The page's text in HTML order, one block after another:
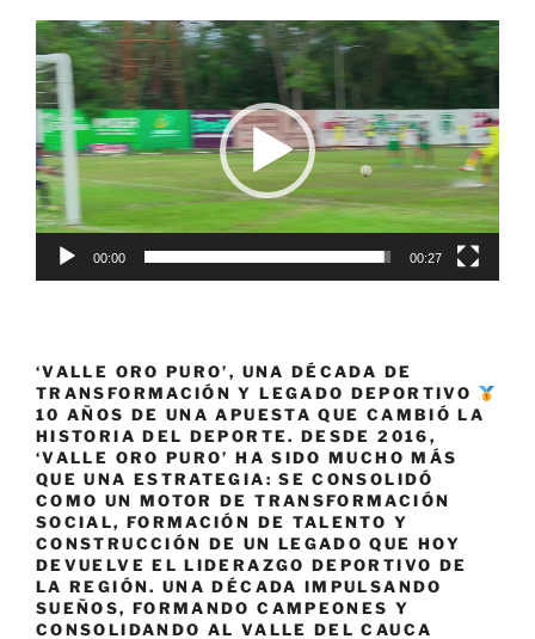
Reproductor
de
vídeo
00:00 00:27
‘VALLE ORO PURO’, UNA DÉCADA DE
TRANSFORMACIÓN Y LEGADO DEPORTIVO
10 AÑOS DE UNA APUESTA QUE CAMBIÓ LA
HISTORIA DEL DEPORTE. DESDE 2016,
‘VALLE ORO PURO’ HA SIDO MUCHO MÁS
QUE UNA ESTRATEGIA: SE CONSOLIDÓ
COMO UN MOTOR DE TRANSFORMACIÓN
SOCIAL, FORMACIÓN DE TALENTO Y
CONSTRUCCIÓN DE UN LEGADO QUE HOY
DEVUELVE EL LIDERAZGO DEPORTIVO DE
LA REGIÓN. UNA DÉCADA IMPULSANDO
SUEÑOS, FORMANDO CAMPEONES Y
CONSOLIDANDO AL VALLE DEL CAUCA